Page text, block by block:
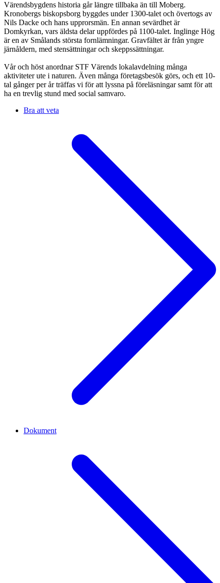
Värendsbygdens historia går längre tillbaka än till Moberg.
Kronobergs biskopsborg byggdes under 1300-talet och övertogs av
Nils Dacke och hans upprorsmän. En annan sevärdhet är
Domkyrkan, vars äldsta delar uppfördes på 1100-talet. Inglinge Hög
är en av Smålands största fornlämningar. Gravfältet är från yngre
järnåldern, med stensättningar och skeppssättningar.
Vår och höst anordnar STF Värends lokalavdelning många
aktiviteter ute i naturen. Även många företagsbesök görs, och ett 10-
tal gånger per år träffas vi för att lyssna på föreläsningar samt för att
ha en trevlig stund med social samvaro.
Bra att veta
Dokument